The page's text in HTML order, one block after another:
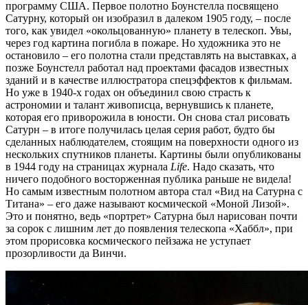
программу США. Первое полотно Боунстелла посвящено
Сатурну, который он изобразил в далеком 1905 году, – после
того, как увидел «окольцованную» планету в телескоп. Увы,
через год картина погибла в пожаре. Но художника это не
остановило – его полотна стали представлять на выставках, а
позже Боунстелл работал над проектами фасадов известных
зданий и в качестве иллюстратора спецэффектов к фильмам.
Но уже в 1940-х годах он объединил свою страсть к
астрономии и талант живописца, вернувшись к планете,
которая его приворожила в юности. Он снова стал рисовать
Сатурн – в итоге получилась целая серия работ, будто бы
сделанных наблюдателем, стоящим на поверхности одного из
нескольких спутников планеты. Картины были опубликованы
в 1944 году на страницах журнала Life. Надо сказать, что
ничего подобного восторженная публика раньше не видела!
Но самым известным полотном автора стал «Вид на Сатурна с
Титана» – его даже называют космической «Моной Лизой».
Это и понятно, ведь «портрет» Сатурна был нарисован почти
за сорок с лишним лет до появления телескопа «Хаббл», при
этом прорисовка космического пейзажа не уступает
прозорливости да Винчи.